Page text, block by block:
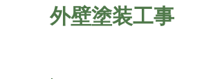
外壁塗装工事